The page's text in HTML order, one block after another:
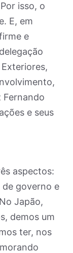
isso, o
E, em
e
Fernando
e seus
aspectos:
governo e
Japão,
demos um
ter, nos